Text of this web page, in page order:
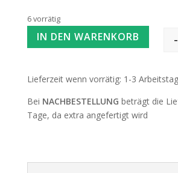
6 vorrätig
-
IN DEN WARENKORB
Lieferzeit wenn vorrätig: 1-3
Bei NACHBESTELLUNG beträgt die
Tage, da extra angefertigt wird